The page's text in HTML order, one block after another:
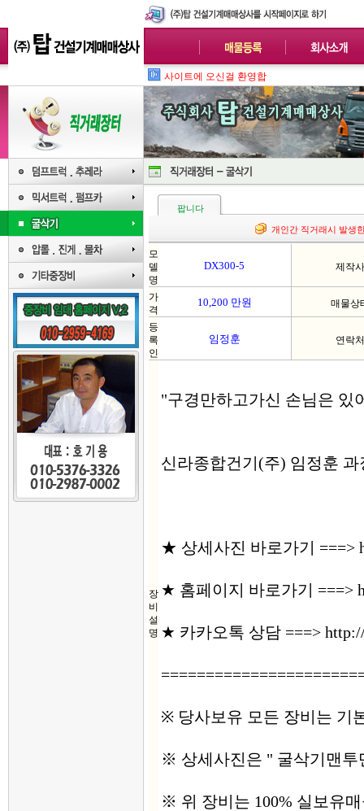
사이트에 오신걸 환영합니다.많은
팝니다
개인간 직거래시 발생
모
델
명
DX300-5 제작사
가
격
10,200 만원 매물상
등
록
인
임정훈 연락처
장
비
설
명
"구경만하고가신 손님은 있
신라종합건기(주) 임정훈 과
★ 상세사진 바로가기 ===>
★ 홈페이지 바로가기 ===>
★ 카카오톡 상담 ===>
※ 당사보유 모든 장비는 기
※ 상세사진은 " 굴삭기맨투
※ 위 장비는 100% 실보유